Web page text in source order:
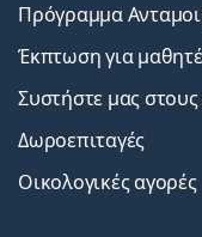
Πρόγραμμα
Έκπτωση για
Συστήστε μας
Δωροεπιταγές
Οικολογικές αγορές